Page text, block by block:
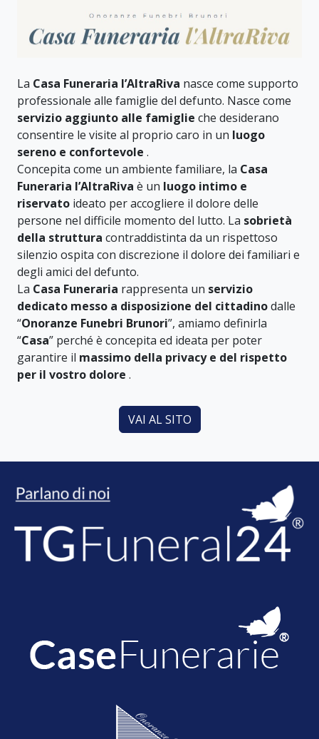
La Casa Funeraria l’AltraRiva nasce come supporto
professionale alle famiglie del defunto. Nasce come
servizio aggiunto alle famiglie che desiderano
consentire le visite al proprio caro in un luogo
sereno e confortevole .
Concepita come un ambiente familiare, la Casa
Funeraria l’AltraRiva è un luogo intimo e
riservato ideato per accogliere il dolore delle
persone nel difficile momento del lutto. La sobrietà
della struttura contraddistinta da un rispettoso
silenzio ospita con discrezione il dolore dei familiari e
degli amici del defunto.
La Casa Funeraria rappresenta un servizio
dedicato messo a disposizione del cittadinodalle
“Onoranze Funebri Brunori”, amiamo definirla
“Casa” perché è concepita ed ideata per poter
garantire il massimo della privacy e del rispetto
per il vostro dolore .
VAI AL SITO